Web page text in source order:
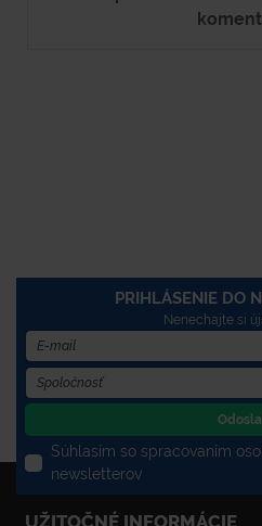
PRIHLÁSENIE DO
Nenechajte si
Súhlasím so spracovaním
newsletterov
UŽITOČNÉ INFORMÁCIE